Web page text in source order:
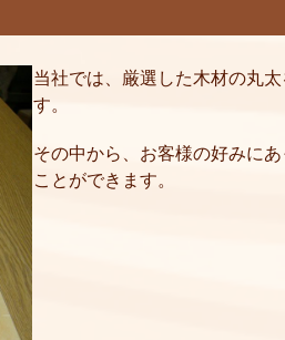
当社では、厳選した木材の丸
す。
その中から、お客様の好みに
ことができます。